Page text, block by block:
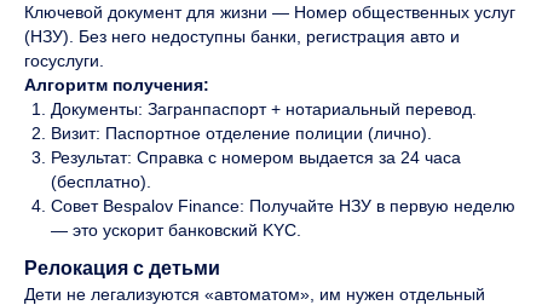
Ключевой документ для жизни — Номер общественных услуг
(НЗУ). Без него недоступны банки, регистрация авто и
госуслуги.
Алгоритм получения:
Документы: Загранпаспорт + нотариальный перевод.
Визит: Паспортное отделение полиции (лично).
Результат: Справка с номером выдается за 24 часа
(бесплатно).
Совет Bespalov Finance: Получайте НЗУ в первую неделю
— это ускорит банковский KYC.
Релокация с детьми
Дети не легализуются «автоматом», им нужен отдельный